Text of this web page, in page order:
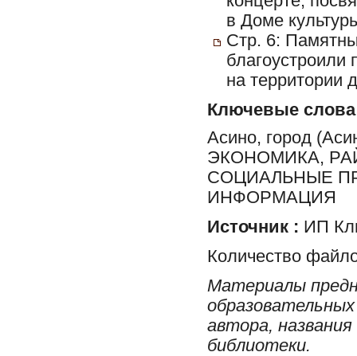
в Доме
Стр. 6:
на территории
Ключевые слова
Асино, город
ЭКОНОМИКА,
СОЦИАЛЬНЫЕ
ИНФОРМАЦИЯ
Источник : ИП
Количество
Материалы
автора,
библиотеки.